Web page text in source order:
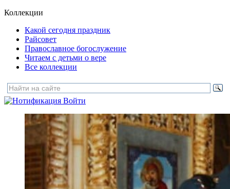
Коллекции
Какой сегодня праздник
Райсовет
Православное богослужение
Читаем с детьми о вере
Все коллекции
Войти